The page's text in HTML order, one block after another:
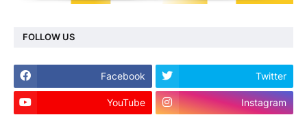
FOLLOW US
Facebook Twitter
YouTube Instagram